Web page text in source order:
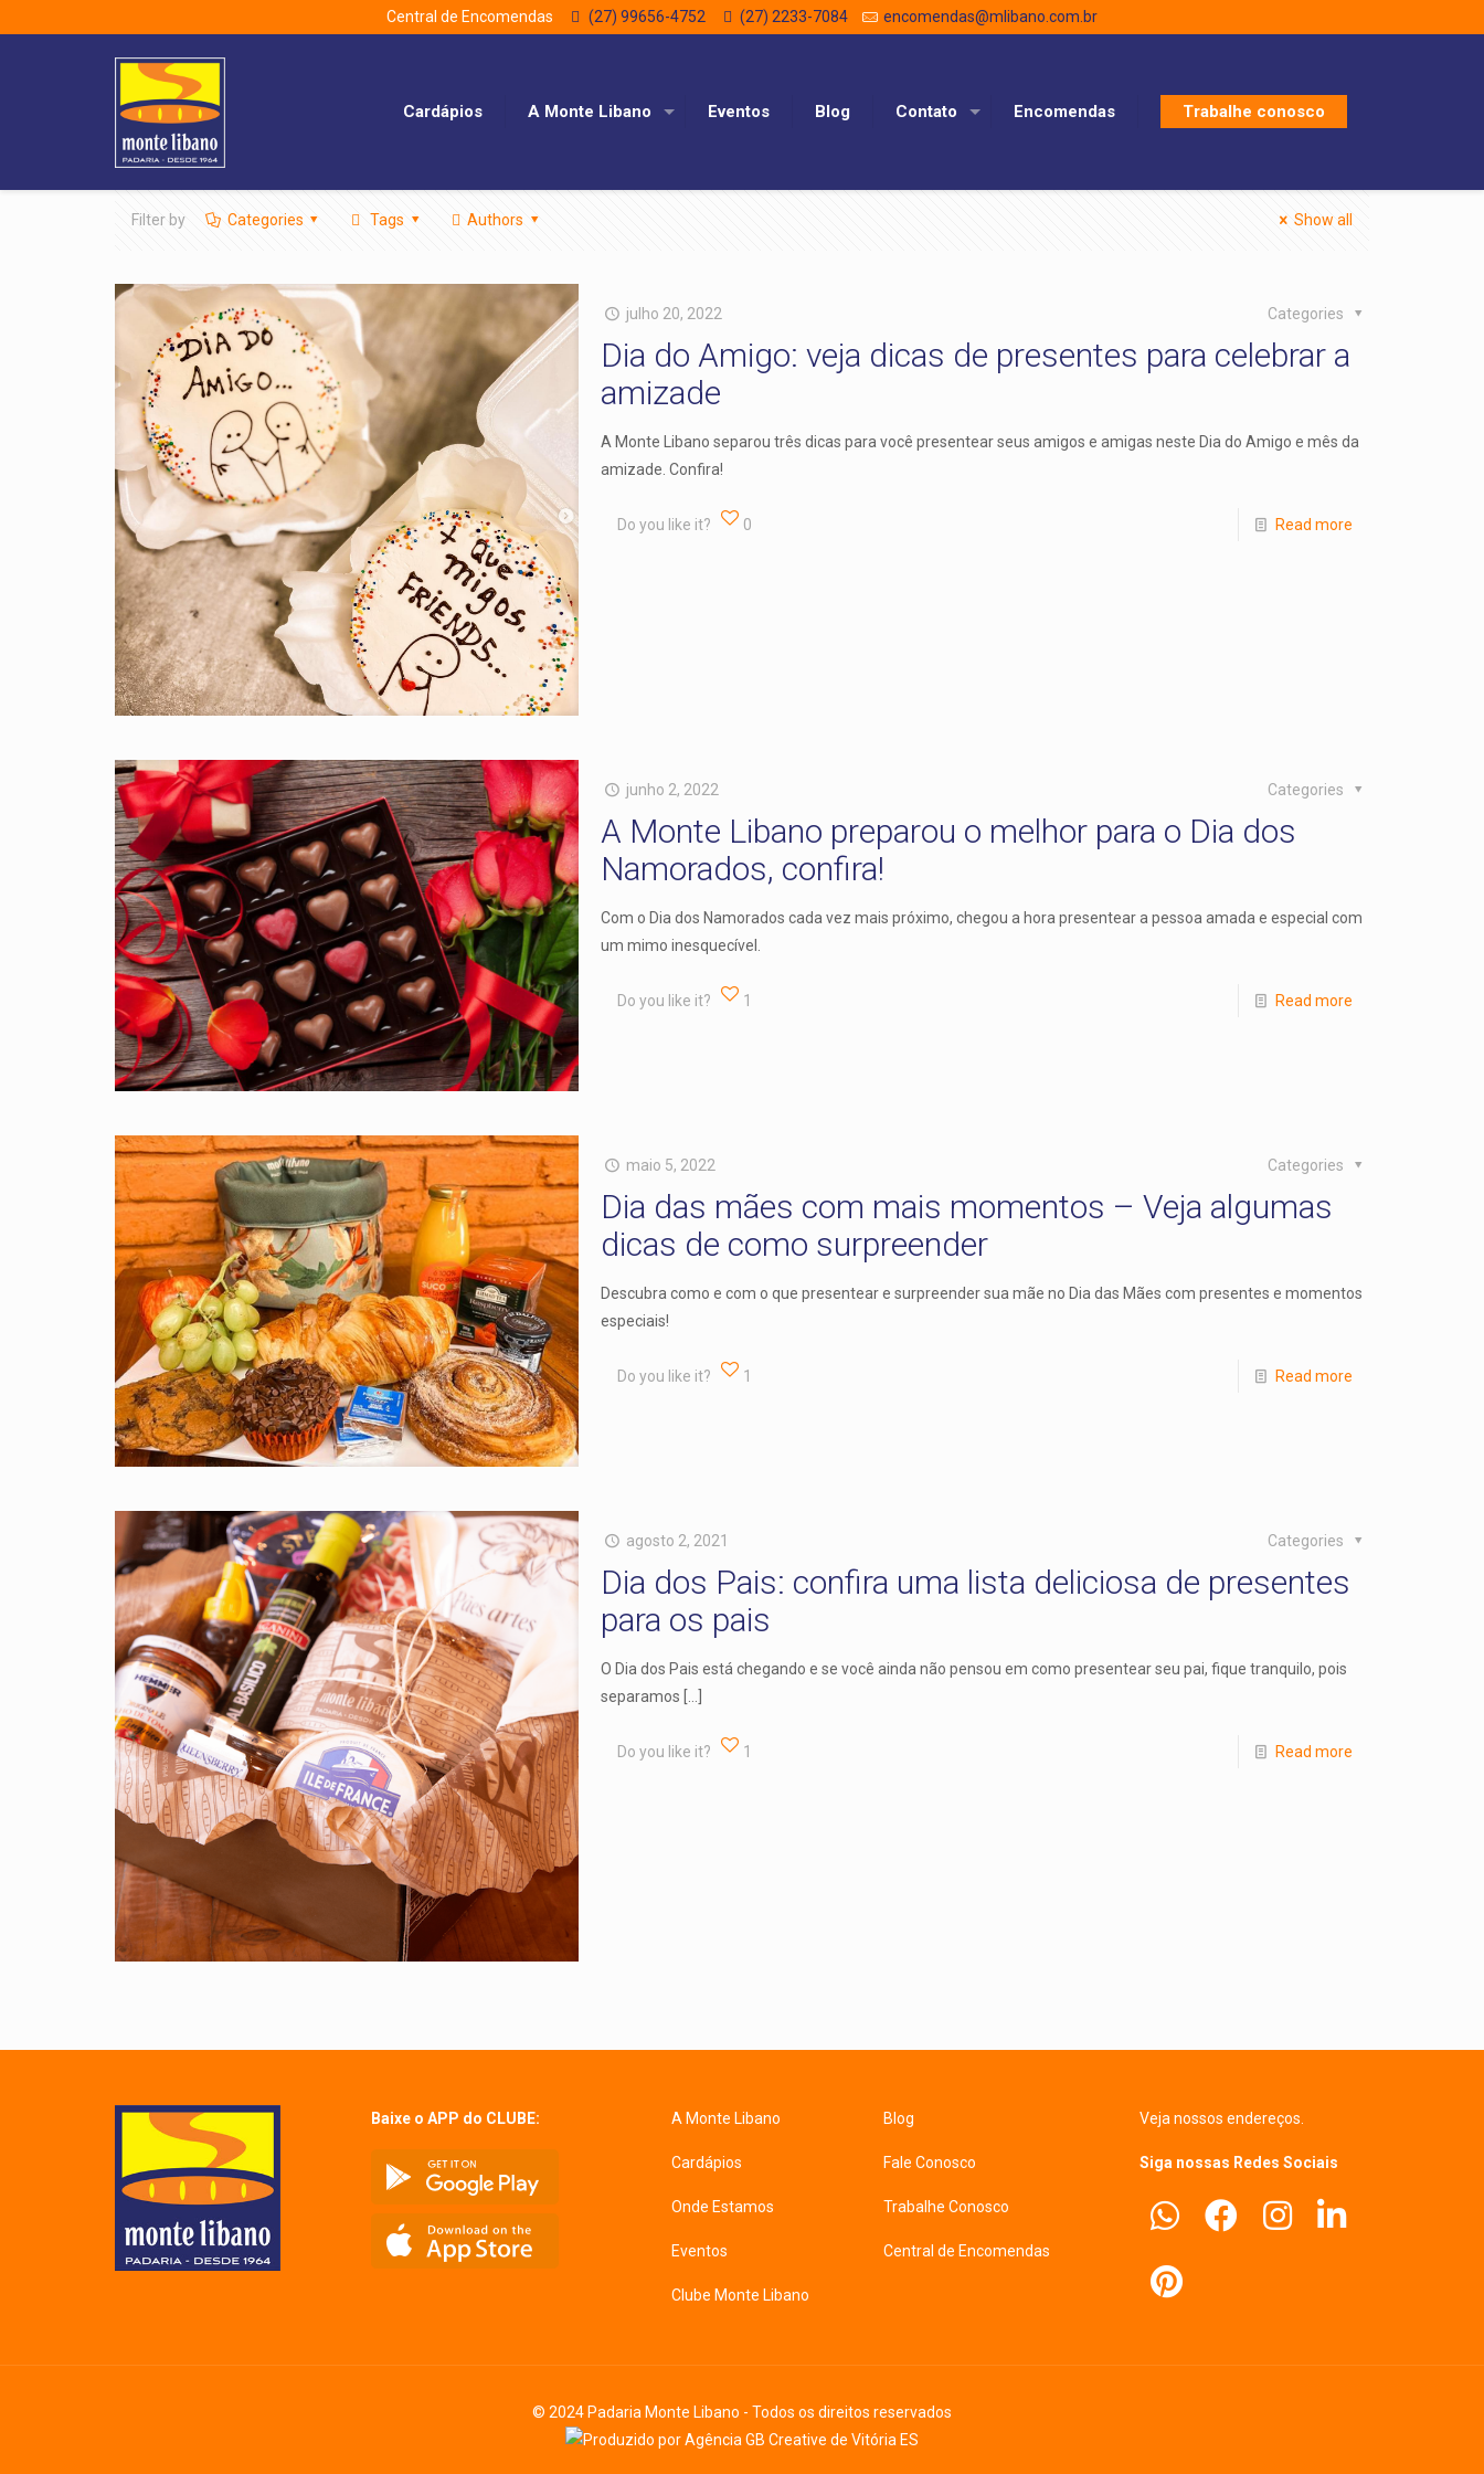
Central de Encomendas (27) 99656-4752 (27) 2233-7084 encomendas@mlibano.com.br
Cardápios A Monte Libano Eventos Blog Contato Encomendas Trabalhe conosco
Filter by Categories Tags Authors Show all
julho 20, 2022 Categories
Dia do Amigo: veja dicas de presentes para celebrar a
amizade
A Monte Libano separou três dicas para você presentear seus amigos e amigas neste Dia do Amigo e mês da
amizade. Confira!
Do you like it? 0 Read more
junho 2, 2022 Categories
A Monte Libano preparou o melhor para o Dia dos
Namorados, confira!
Com o Dia dos Namorados cada vez mais próximo, chegou a hora presentear a pessoa amada e especial com
um mimo inesquecível.
Do you like it? 1 Read more
maio 5, 2022 Categories
Dia das mães com mais momentos – Veja algumas
dicas de como surpreender
Descubra como e com o que presentear e surpreender sua mãe no Dia das Mães com presentes e momentos
especiais!
Do you like it? 1 Read more
agosto 2, 2021 Categories
Dia dos Pais: confira uma lista deliciosa de presentes
para os pais
O Dia dos Pais está chegando e se você ainda não pensou em como presentear seu pai, fique tranquilo, pois
separamos
Do you like it? 1 Read more
Baixe o APP do CLUBE: A Monte Libano
Cardápios
Onde Estamos
Eventos
Clube Monte Libano
Blog
Fale Conosco
Trabalhe Conosco
Central de Encomendas
Veja nossos endereços.
Siga nossas Redes Sociais
© 2024 Padaria Monte Libano - Todos os direitos reservados